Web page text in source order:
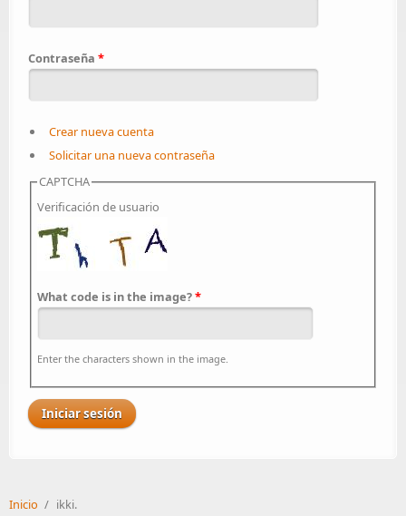
Contraseña *
Crear nueva cuenta
Solicitar una nueva contraseña
CAPTCHA
Verificación de usuario
What code is in the image?*
Enter the characters shown in the image.
Inicio / ikki.